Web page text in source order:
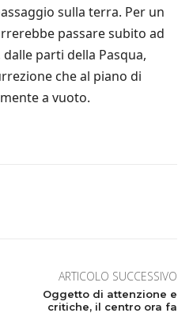
sulla terra. Per un
passare subito ad
parti della Pasqua,
che al piano di
a vuoto.
ARTICOLO SUCCESSIVO
Oggetto di attenzione e
critiche, il centro ora fa